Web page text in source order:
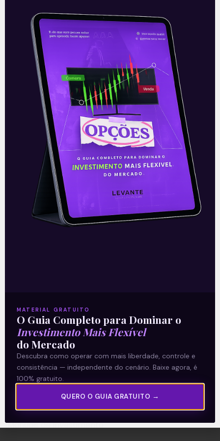
Unidas adquire Getrak
Nesta terça-feira (31), a Unidas (LCAM3)
anunciou a aquisição da empresa de
rastreamento Getrak (Nexcorp) por R$
120 milhões. A compra será
implementada por meio
Leia mais
01/09/2021
Termos e Condições
Política de Privacidade
Explore
Artigos
E Eu Com Isso?
Vídeos no Youtube
Manuais de Investimento
MATERIAL GRATUITO
O Guia Completo para Dominar o
Investimento Mais Flexível
do Mercado
Descubra como operar com mais liberdade, controle e
consistência — independente do cenário. Baixe agora, é
100% gratuito.
QUERO O GUIA GRATUITO →